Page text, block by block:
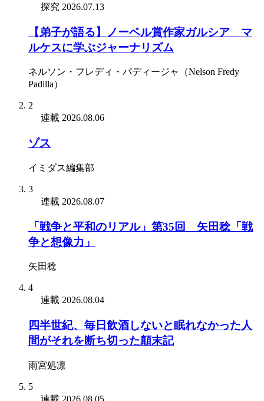
探究 2026.07.13
【弟子が語る】ノーベル賞作家ガルシア゠マ
ルケスに学ぶジャーナリズム
ネルソン・フレディ・パディージャ（Nelson Fredy
Padilla）
2
連載 2026.08.06
ゾス
イミダス編集部
3
連載 2026.08.07
「戦争と平和のリアル」第35回 矢田稔「戦
争と想像力」
矢田稔
4
連載 2026.08.04
四半世紀、毎日飲酒しないと眠れなかった人
間がそれを断ち切った顛末記
雨宮処凛
5
連載 2026.08.05